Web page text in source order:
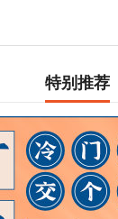
特别推荐